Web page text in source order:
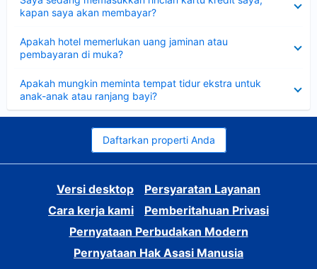
kapan saya akan membayar?
Apakah hotel memerlukan uang jaminan atau
pembayaran di muka?
Apakah mungkin meminta tempat tidur ekstra untuk
anak-anak atau ranjang bayi?
Daftarkan properti Anda
Versi desktop
Persyaratan Layanan
Cara kerja kami
Pemberitahuan Privasi
Pernyataan Perbudakan Modern
Pernyataan Hak Asasi Manusia